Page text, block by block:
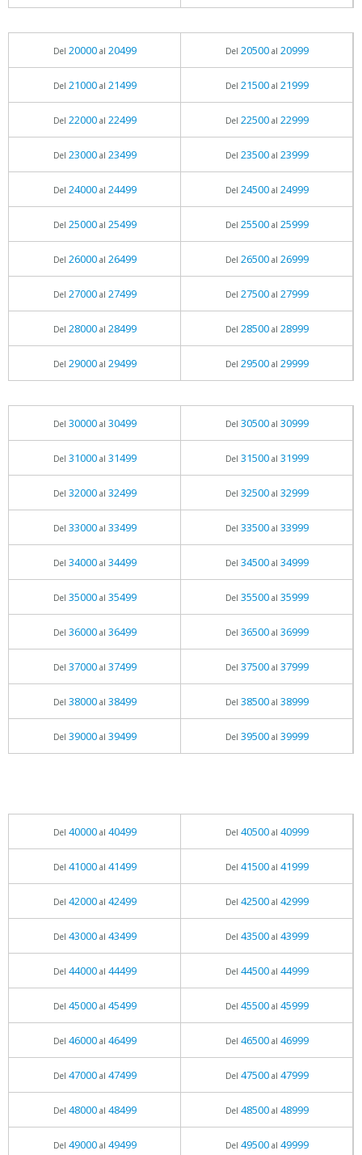
Del 20000al 20499 Del 20500al 20999
Del 21000al 21499 Del 21500al 21999
Del 22000al 22499 Del 22500al 22999
Del 23000al 23499 Del 23500al 23999
Del 24000al 24499 Del 24500al 24999
Del 25000al 25499 Del 25500al 25999
Del 26000al 26499 Del 26500al 26999
Del 27000al 27499 Del 27500al 27999
Del 28000al 28499 Del 28500al 28999
Del 29000al 29499 Del 29500al 29999
Del 30000al 30499 Del 30500al 30999
Del 31000al 31499 Del 31500al 31999
Del 32000al 32499 Del 32500al 32999
Del 33000al 33499 Del 33500al 33999
Del 34000al 34499 Del 34500al 34999
Del 35000al 35499 Del 35500al 35999
Del 36000al 36499 Del 36500al 36999
Del 37000al 37499 Del 37500al 37999
Del 38000al 38499 Del 38500al 38999
Del 39000al 39499 Del 39500al 39999
Del 40000al 40499 Del 40500al 40999
Del 41000al 41499 Del 41500al 41999
Del 42000al 42499 Del 42500al 42999
Del 43000al 43499 Del 43500al 43999
Del 44000al 44499 Del 44500al 44999
Del 45000al 45499 Del 45500al 45999
Del 46000al 46499 Del 46500al 46999
Del 47000al 47499 Del 47500al 47999
Del 48000al 48499 Del 48500al 48999
Del 49000al 49499 Del 49500al 49999